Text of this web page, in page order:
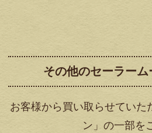
その他のセーラーム
お客様から買い取らせていた
ン」の一部を